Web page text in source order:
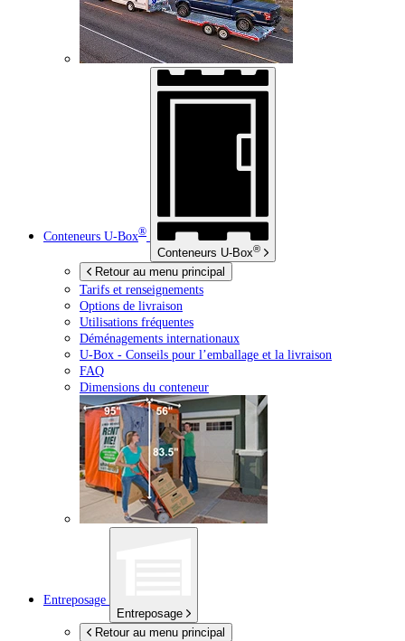
Conteneurs U-Box®
Conteneurs U-Box®
Retour au menu principal
Tarifs et renseignements
Options de livraison
Utilisations fréquentes
Déménagements internationaux
U-Box - Conseils pour l’emballage et la livraison
FAQ
Dimensions du conteneur
Entreposage
Entreposage
Retour au menu principal